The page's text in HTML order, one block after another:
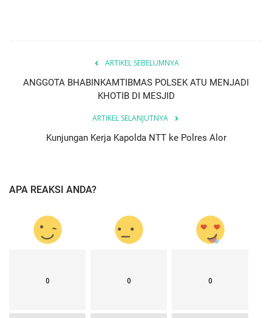
ARTIKEL SEBELUMNYA
ANGGOTA BHABINKAMTIBMAS POLSEK ATU MENJADI
KHOTIB DI MESJID
ARTIKEL SELANJUTNYA
Kunjungan Kerja Kapolda NTT ke Polres Alor
APA REAKSI ANDA?
0 0 0